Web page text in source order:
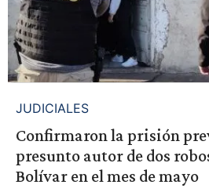
JUDICIALES
Confirmaron la prisión
presunto autor de dos
Bolívar en el mes de mayo